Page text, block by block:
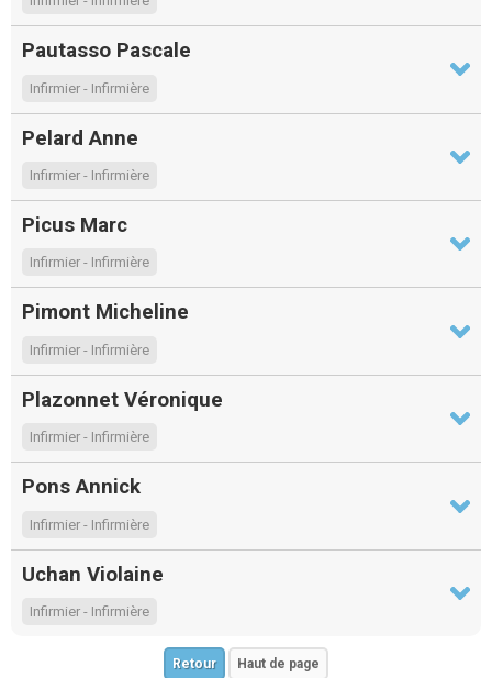
Pautasso Pascale
Infirmier - Infirmière
Pelard Anne
Infirmier - Infirmière
Picus Marc
Infirmier - Infirmière
Pimont Micheline
Infirmier - Infirmière
Plazonnet Véronique
Infirmier - Infirmière
Pons Annick
Infirmier - Infirmière
Uchan Violaine
Infirmier - Infirmière
Retour Haut de page